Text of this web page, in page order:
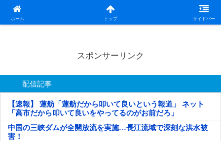
ホーム トップ サイドバー
日本第一！ニュース録
スポンサーリンク
配信記事
【速報】 蓮舫「蓮舫だから叩いて良いという報道」 ネット
「高市だから叩いて良いをやってるのがお前だろ」
中国の三峡ダムが全開放流を実施…長江流域で深刻な洪水被
害！